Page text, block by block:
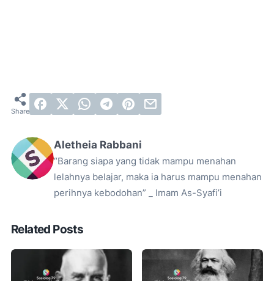
Aletheia Rabbani
“Barang siapa yang tidak mampu menahan
lelahnya belajar, maka ia harus mampu menahan
perihnya kebodohan” _ Imam As-Syafi’i
Related Posts